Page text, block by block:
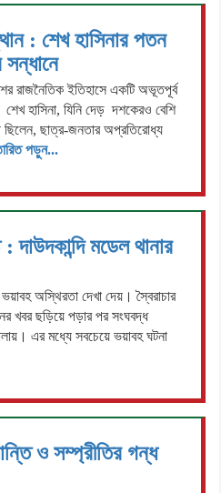
: শেখ হাসিনার পতন
সন্ধানে
রাজনৈতিক ইতিহাসে একটি অভূতপূর্ব
শেখ হাসিনা, যিনি দেড় দশকেরও বেশি
ছিলেন, ছাত্র-জনতার অপ্রতিরোধ্য
পড়ুন...
মডেল থানার
অস্থিরতা দেখা দেয়। স্বৈরাচার
খবর ছড়িয়ে পড়ার পর সংঘবদ্ধ
এর মধ্যে সবচেয়ে ভয়াবহ ঘটনা
ও সম্প্রীতির গন্ধ